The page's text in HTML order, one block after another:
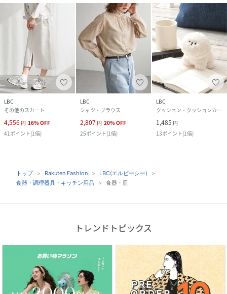
LBC
その他のスカート
4,556 円 16%OFF
41ポイント(1倍)
LBC
シャツ・ブラウス
2,807 円 20%OFF
25ポイント(1倍)
LBC
クッション・クッションカバー
1,485 円
13ポイント(1倍)
トップ Rakuten Fashion
LBC(エルビーシー)
食器・調理器具・キッチン用品
食器・皿
トレンドトピックス